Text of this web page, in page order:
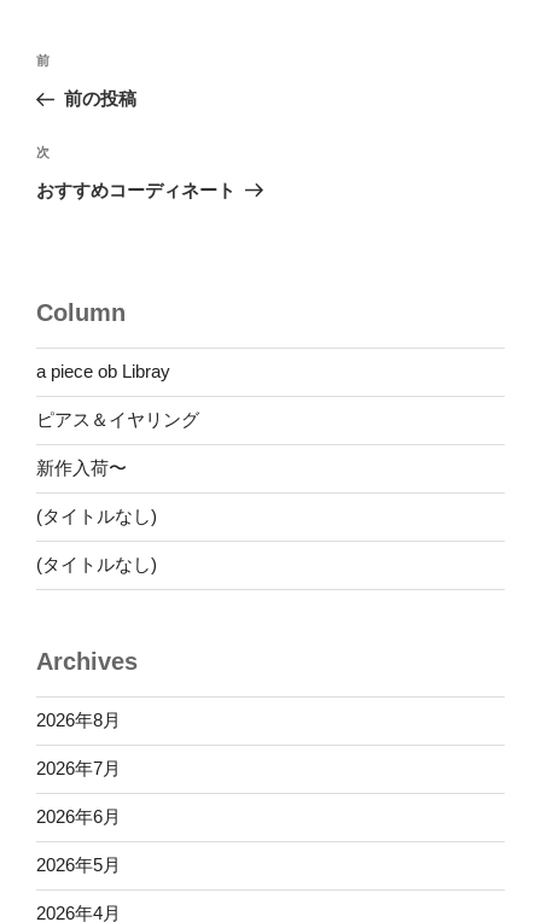
投
ナ
ビ
ゲ
ン
前
の
稿
前
前の投稿
次
の
次
おすすめコーディネート
Column
a piece ob Libray
ピアス＆イヤリング
新作入荷〜
(タイトルなし)
(タイトルなし)
Archives
2026年8月
2026年7月
2026年6月
2026年5月
2026年4月